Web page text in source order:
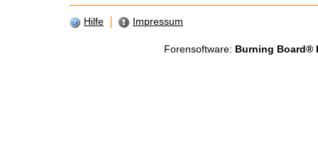
Hilfe Impressum
Forensoftware: Burning Board®